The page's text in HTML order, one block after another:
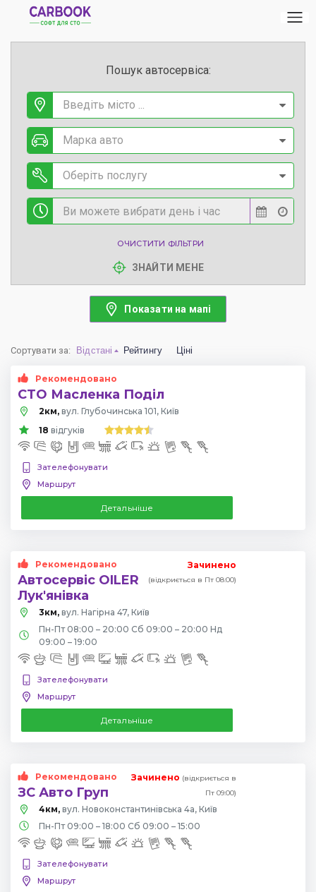
Пошук автосервіса:
Введіть місто ...
Марка авто
Оберіть послугу
ОЧИСТИТИ ФІЛЬТРИ
ЗНАЙТИ МЕНЕ
Показати на мапі
Сортувати за: Відстані Рейтингу Ціні
Рекомендовано
СТО Масленка Поділ
2км, вул. Глубочинська 101, Київ
18 відгуків
Зателефонувати
Маршрут
Детальніше
Рекомендовано
Автосервіс OILER
Лук'янівка
Зачинено
(відкриється в Пт 08:00)
3км, вул. Нагірна 47, Київ
Пн-Пт 08:00 – 20:00 Сб 09:00 – 20:00 Нд
09:00 – 19:00
Зателефонувати
Маршрут
Детальніше
Рекомендовано
ЗС Авто Груп
Зачинено (відкриється в
Пт 09:00)
4км, вул. Новоконстантинівська 4а, Київ
Пн-Пт 09:00 – 18:00 Сб 09:00 – 15:00
Зателефонувати
Маршрут